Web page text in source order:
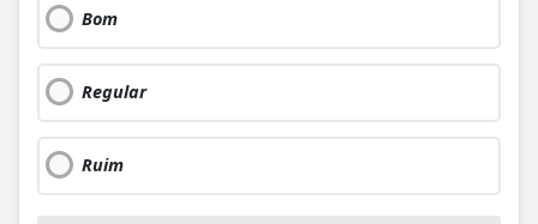
Bom
Regular
Ruim